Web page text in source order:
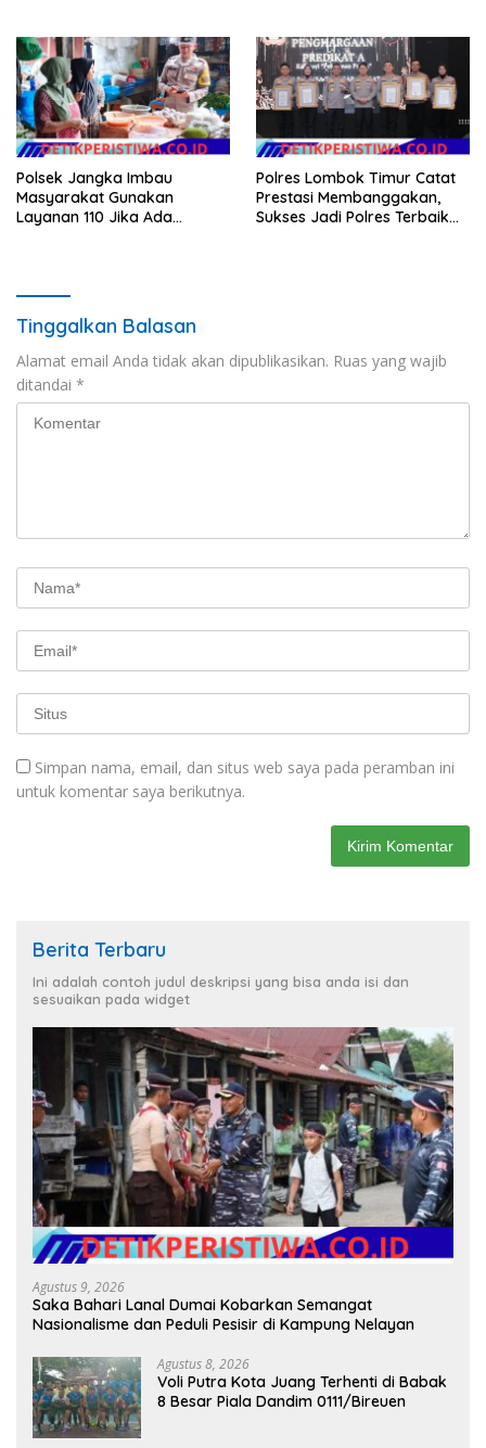
Polsek Jangka Imbau
Masyarakat Gunakan
Layanan 110 Jika Ada
Polres Lombok Timur Catat
Prestasi Membanggakan,
Sukses Jadi Polres Terbaik
Tinggalkan Balasan
Alamat email Anda tidak akan dipublikasikan. Ruas yang wajib
ditandai *
Simpan nama, email, dan situs web saya pada peramban ini
untuk komentar saya berikutnya.
Berita Terbaru
Ini adalah contoh judul deskripsi yang bisa anda isi dan
sesuaikan pada widget
Agustus 9, 2026
Saka Bahari Lanal Dumai Kobarkan Semangat
Nasionalisme dan Peduli Pesisir di Kampung Nelayan
Agustus 8, 2026
Voli Putra Kota Juang Terhenti di Babak
8 Besar Piala Dandim 0111/Bireuen